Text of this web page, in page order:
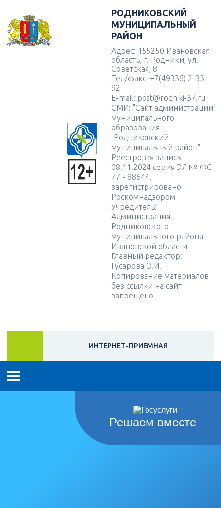
РОДНИКОВСКИЙ
МУНИЦИПАЛЬНЫЙ
РАЙОН
Адрес: 155250 Ивановская
область, г. Родники, ул.
Советская, 8
Тел/факс: +7(49336) 2-33-
92
E-mail: post@rodniki-37.ru
СМИ: "Сайт администрации
муниципального
образования
"Родниковский
муниципальный район"
Реестровая запись
08.11.2024 серия ЭЛ № ФС
77 - 88644,
зарегистрировано
Роскомнадзором
Учредитель:
Администрация
Родниковского
муниципального района
Ивановской области
Главный редактор:
Гусарова О.И.
Копирование материалов
без ссылки на сайт
запрещено
ИНТЕРНЕТ-ПРИЕМНАЯ
Решаем вместе